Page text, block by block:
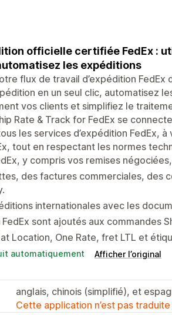
officielle certifiée FedEx :
les expéditions
flux de travail d’expédition
en un seul clic, automatisez
vos clients et simplifiez le
Rate & Track for FedEx se
les services d’expédition FedEx,
tout en respectant les normes
y compris vos remises
des factures commerciales, des
internationales avec les
FedEx sont ajoutés aux commandes
Location, One Rate, fret LTL et
automatiquement Afficher l’original
anglais, chinois (simplifié), et
Cette application n’est pas